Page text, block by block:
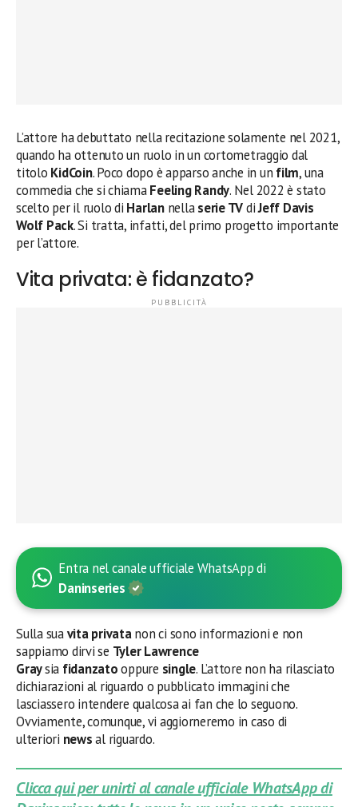
L’attore ha debuttato nella recitazione solamente nel 2021,
quando ha ottenuto un ruolo in un cortometraggio dal
titolo KidCoin. Poco dopo è apparso anche in un film, una
commedia che si chiamaFeeling Randy. Nel 2022 è stato
scelto per il ruolo di Harlannellaserie TVdiJeff Davis
Wolf Pack. Si tratta, infatti, del primo progetto importante
per l’attore.
Vita privata: è fidanzato?
Entra nel canale ufficiale WhatsApp di
Daninseries
Sulla suavita privatanon ci sono informazioni e non
sappiamo dirvi se Tyler Lawrence
Graysia fidanzatooppure single. L’attore non ha rilasciato
dichiarazioni al riguardo o pubblicato immagini che
lasciassero intendere qualcosa ai fan che lo seguono.
Ovviamente, comunque, vi aggiorneremo in caso di
ulteriori newsal riguardo.
Clicca qui per unirti al canale ufficiale WhatsApp di